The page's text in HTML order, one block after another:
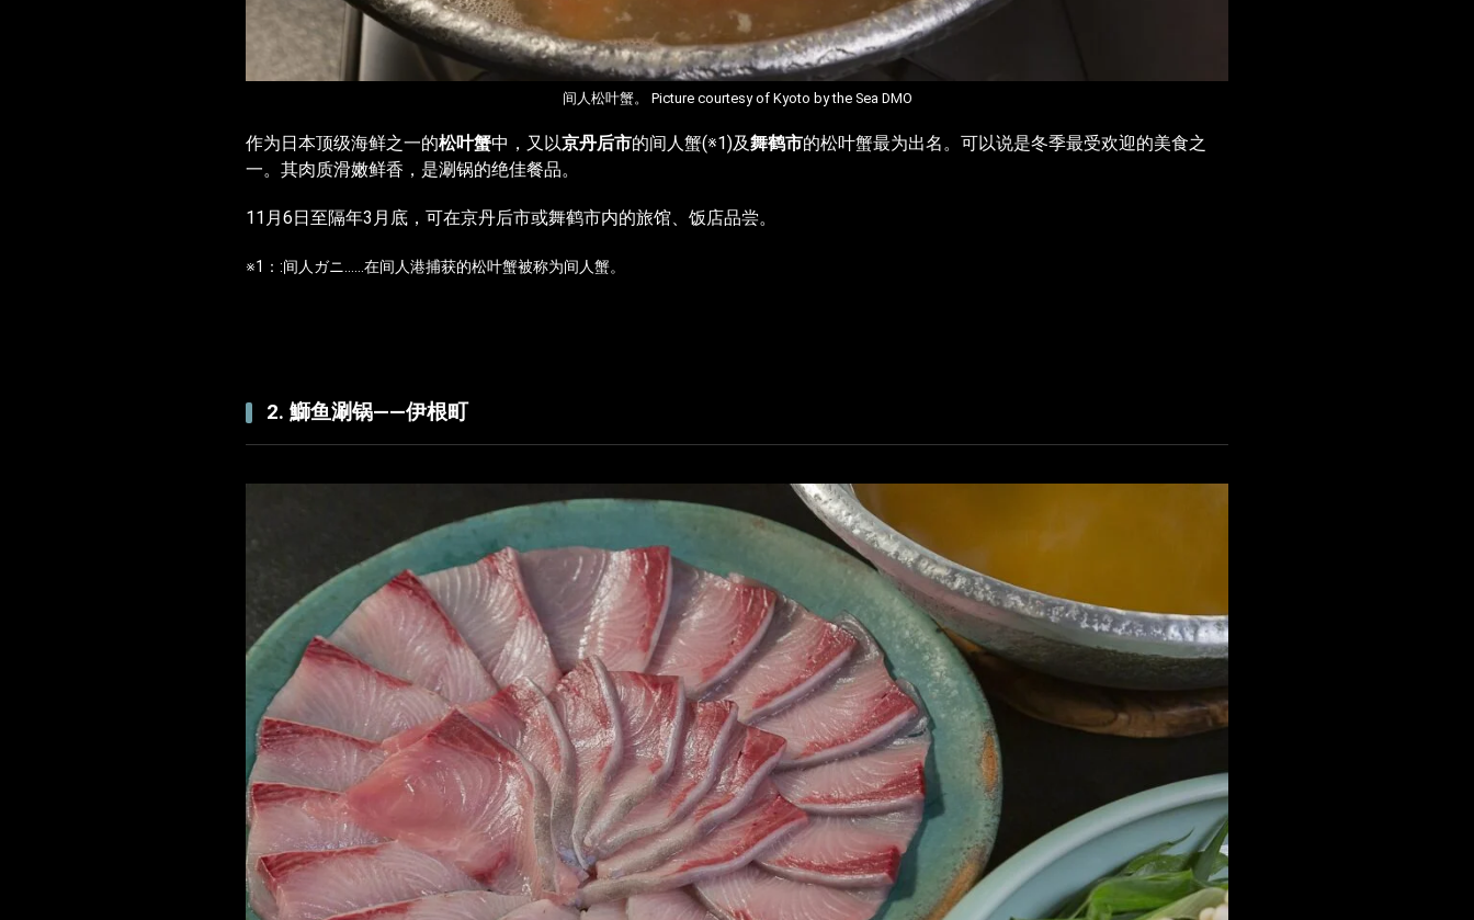
间人松叶蟹。 Picture courtesy of Kyoto by the Sea DMO
作为日本顶级海鲜之一的松叶蟹中，又以京丹后市的间人蟹(※1)及舞鹤市的松叶蟹最为出名。可以说是冬季最受欢迎的美食之
一。其肉质滑嫩鲜香，是涮锅的绝佳餐品。
11月6日至隔年3月底，可在京丹后市或舞鹤市内的旅馆、饭店品尝。
※1：:间人ガニ……在间人港捕获的松叶蟹被称为间人蟹。
2. 鰤鱼涮锅――伊根町